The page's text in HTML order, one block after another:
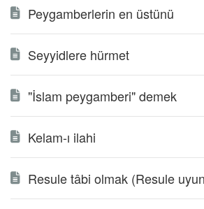
Peygamberlerin en üstünü
Seyyidlere hürmet
"İslam peygamberi" demek
Kelam-ı ilahi
Resule tâbi olmak (Resule